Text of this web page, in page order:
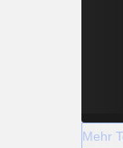
Mehr